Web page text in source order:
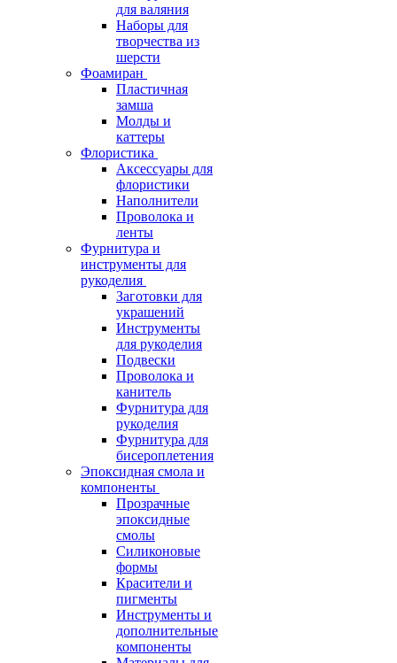
для валяния
Наборы для
творчества из
шерсти
Фоамиран
Пластичная
замша
Молды и
каттеры
Флористика
Аксессуары для
флористики
Наполнители
Проволока и
ленты
Фурнитура и
инструменты для
рукоделия
Заготовки для
украшений
Инструменты
для рукоделия
Подвески
Проволока и
канитель
Фурнитура для
рукоделия
Фурнитура для
бисероплетения
Эпоксидная смола и
компоненты
Прозрачные
эпоксидные
смолы
Силиконовые
формы
Красители и
пигменты
Инструменты и
дополнительные
компоненты